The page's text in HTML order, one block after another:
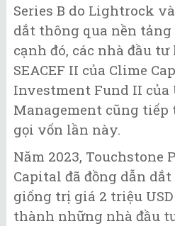
Series B do Lightrock
dắt thông qua nền tảng
cạnh đó, các nhà đầu
SEACEF II của Clime
Investment Fund II của
Management cũng
gọi vốn lần này.
Năm 2023, Touchstone
Capital đã đồng dẫn
giống trị giá 2 triệu
thành những nhà đầu